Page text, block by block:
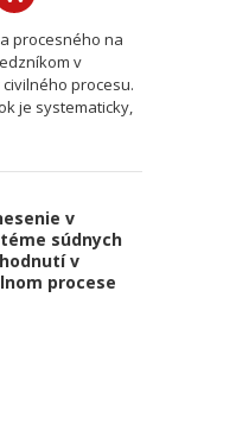
procesného na
v
procesu.
je systematicky,
v
súdnych
v
procese